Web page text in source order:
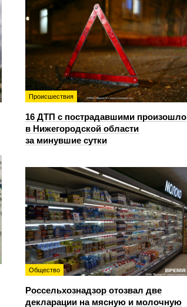
Происшествия
16 ДТП с пострадавшими произошло
в Нижегородской области
за минувшие сутки
Общество
Россельхознадзор отозвал две
декларации на мясную и молочную